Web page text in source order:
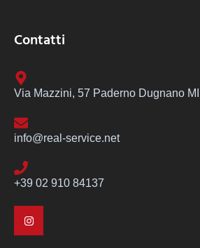
Contatti
Via Mazzini, 57 Paderno Dugnano MI
info@real-service.net
+39 02 910 84137